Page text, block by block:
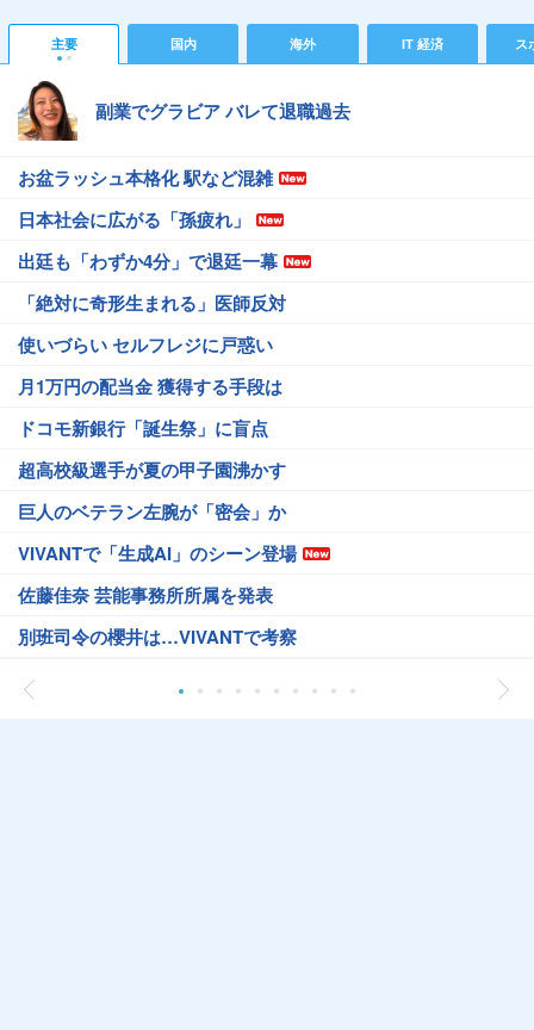
主要 国内 海外 IT 経済 ス
副業でグラビア バレて退職過去
お盆ラッシュ本格化 駅など混雑
日本社会に広がる「孫疲れ」
出廷も「わずか4分」で退廷一幕
「絶対に奇形生まれる」医師反対
使いづらい セルフレジに戸惑い
月1万円の配当金 獲得する手段は
ドコモ新銀行「誕生祭」に盲点
超高校級選手が夏の甲子園沸かす
巨人のベテラン左腕が「密会」か
VIVANTで「生成AI」のシーン登場
佐藤佳奈 芸能事務所所属を発表
別班司令の櫻井は…VIVANTで考察